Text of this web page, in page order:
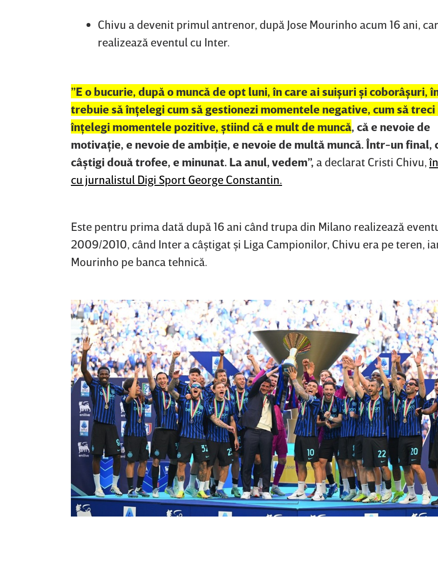
Chivu a devenit primul antrenor, după Jose Mourinho acum 16 ani,
realizează eventul cu Inter.
”E o bucurie, după o muncă de opt luni, în care ai suişuri şi coborâşuri,
trebuie să înţelegi cum să gestionezi momentele negative, cum să treci
înţelegi momentele pozitive, ştiind că e mult de muncă, că e nevoie de
motivaţie, e nevoie de ambiţie, e nevoie de multă muncă. Într-un final,
câştigi două trofee, e minunat. La anul, vedem”, a declarat Cristi Chivu,
cu jurnalistul Digi Sport George Constantin.
Este pentru prima dată după 16 ani când trupa din Milano realizează
2009/2010, când Inter a câştigat şi Liga Campionilor, Chivu era pe teren,
Mourinho pe banca tehnică.